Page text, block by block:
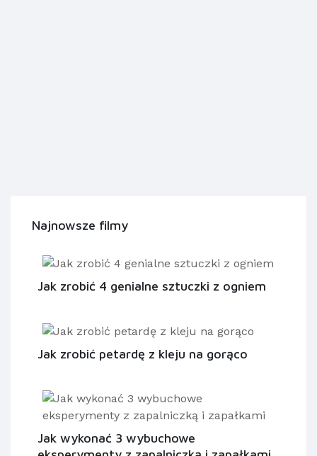
Najnowsze filmy
Jak zrobić 4 genialne sztuczki z ogniem
Jak zrobić petardę z kleju na gorąco
Jak wykonać 3 wybuchowe